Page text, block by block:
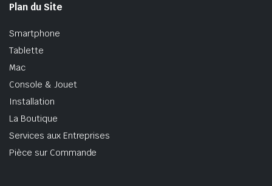
Plan du Site
Smartphone
Tablette
Mac
Console & Jouet
Installation
La Boutique
Services aux Entreprises
Pièce sur Commande